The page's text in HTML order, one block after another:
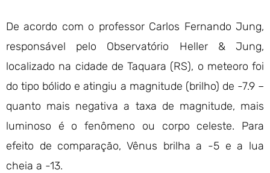
De acordo com o professor Carlos Fernando Jung,
responsável pelo Observatório Heller & Jung,
localizado na cidade de Taquara (RS), o meteoro foi
do tipo bólido e atingiu a magnitude (brilho) de -7.9 –
quanto mais negativa a taxa de magnitude, mais
luminoso é o fenômeno ou corpo celeste. Para
efeito de comparação, Vênus brilha a -5 e a lua
cheia a -13.